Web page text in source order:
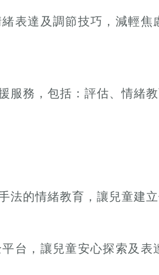
表達及調節技巧，減輕焦
服務，包括：評估、情緒
法的情緒教育，讓兒童建
台，讓兒童安心探索及表